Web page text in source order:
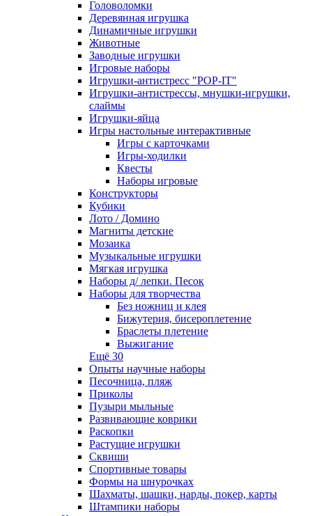
Головоломки
Деревянная игрушка
Динамичные игрушки
Животные
Заводные игрушки
Игровые наборы
Игрушки-антистресс "POP-IT"
Игрушки-антистрессы, мнушки-игрушки,
слаймы
Игрушки-яйца
Игры настольные интерактивные
Игры с карточками
Игры-ходилки
Квесты
Наборы игровые
Конструкторы
Кубики
Лото / Домино
Магниты детские
Мозаика
Музыкальные игрушки
Мягкая игрушка
Наборы д/ лепки. Песок
Наборы для творчества
Без ножниц и клея
Бижутерия, бисероплетение
Браслеты плетение
Выжигание
Ещё 30
Опыты научные наборы
Песочница, пляж
Приколы
Пузыри мыльные
Развивающие коврики
Раскопки
Растущие игрушки
Сквиши
Спортивные товары
Формы на шнурочках
Шахматы, шашки, нарды, покер, карты
Штампики наборы